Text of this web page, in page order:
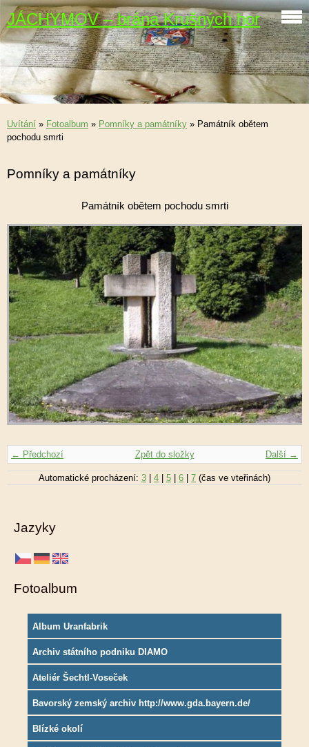
JÁCHYMOV – brána Krušných hor
Uvítání » Fotoalbum » Pomníky a památníky » Památník obětem
pochodu smrti
Pomníky a památníky
Památník obětem pochodu smrti
← Předchozí Další →
Zpět do složky
Automatické procházení: 3 | 4 | 5 | 6 | 7 (čas ve vteřinách)
Jazyky
Fotoalbum
Album Uranfabrik
Archiv státního podniku DIAMO
Ateliér Šechtl-Voseček
Bavorský zemský archiv http://www.gda.bayern.de/
Blízké okolí